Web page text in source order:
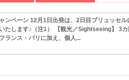
ンペーン 12月1日出発は、2日目ブリュッセル
たします♪（注1） 【観光／Sightseeing】 3
ランス・パリに加え、個人...